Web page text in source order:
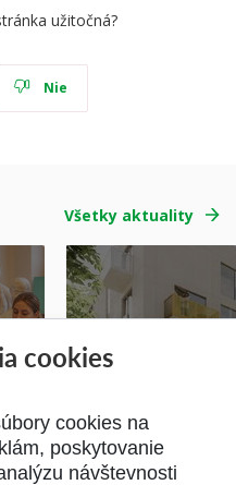
užitočná?
Nie
Všetky aktuality
Študentská súťaž
cookies
cookies na
poskytovanie
návštevnosti